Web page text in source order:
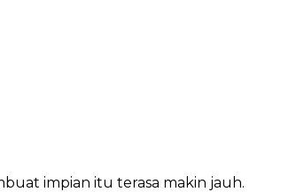
impian itu terasa makin jauh.